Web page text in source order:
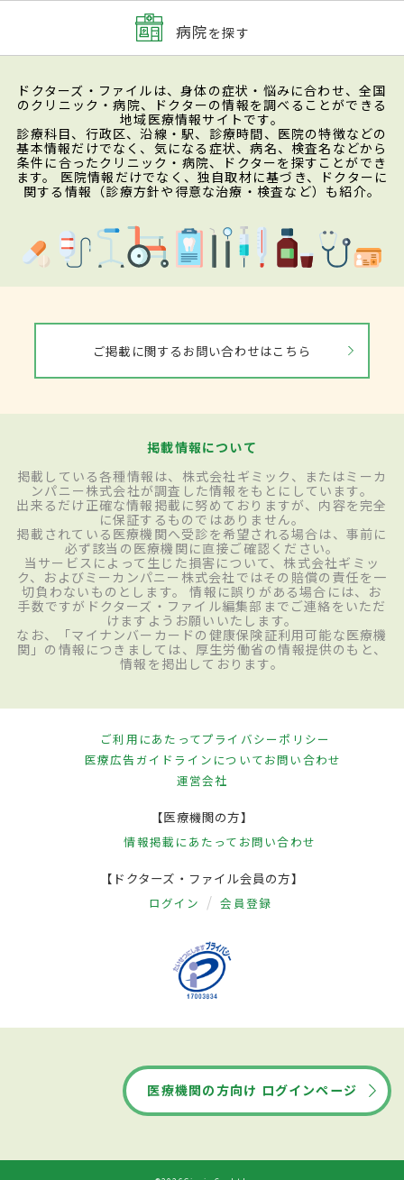
病院を探す
ドクターズ・ファイルは、身体の症状・悩みに合わせ、全国
のクリニック・病院、ドクターの情報を調べることができる
地域医療情報サイトです。
診療科目、行政区、沿線・駅、診療時間、医院の特徴などの
基本情報だけでなく、気になる症状、病名、検査名などから
条件に合ったクリニック・病院、ドクターを探すことができ
ます。 医院情報だけでなく、独自取材に基づき、ドクターに
関する情報（診療方針や得意な治療・検査など）も紹介。
ご掲載に関するお問い合わせはこちら
掲載情報について
掲載している各種情報は、株式会社ギミック、またはミーカ
ンパニー株式会社が調査した情報をもとにしています。
出来るだけ正確な情報掲載に努めておりますが、内容を完全
に保証するものではありません。
掲載されている医療機関へ受診を希望される場合は、事前に
必ず該当の医療機関に直接ご確認ください。
当サービスによって生じた損害について、株式会社ギミッ
ク、およびミーカンパニー株式会社ではその賠償の責任を一
切負わないものとします。 情報に誤りがある場合には、お
手数ですがドクターズ・ファイル編集部までご連絡をいただ
けますようお願いいたします。
なお、「マイナンバーカードの健康保険証利用可能な医療機
関」の情報につきましては、厚生労働省の情報提供のもと、
情報を掲出しております。
ご利用にあたってプライバシーポリシー
医療広告ガイドラインについてお問い合わせ
運営会社
【医療機関の方】
情報掲載にあたって お問い合わせ
【ドクターズ・ファイル会員の方】
ログイン 会員登録
医療機関の方向け ログインページ